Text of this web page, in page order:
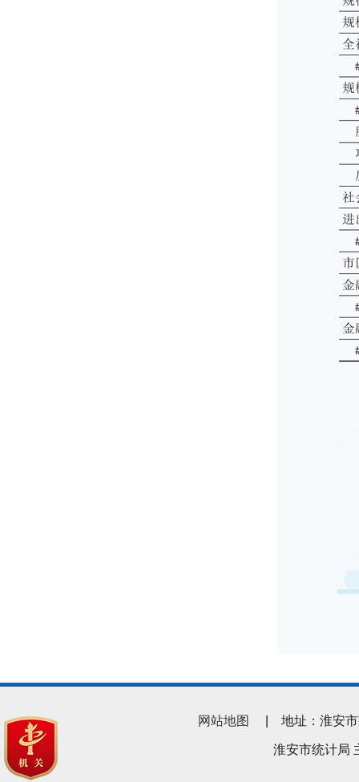
网站地图 | 地址：淮安市
淮安市统计